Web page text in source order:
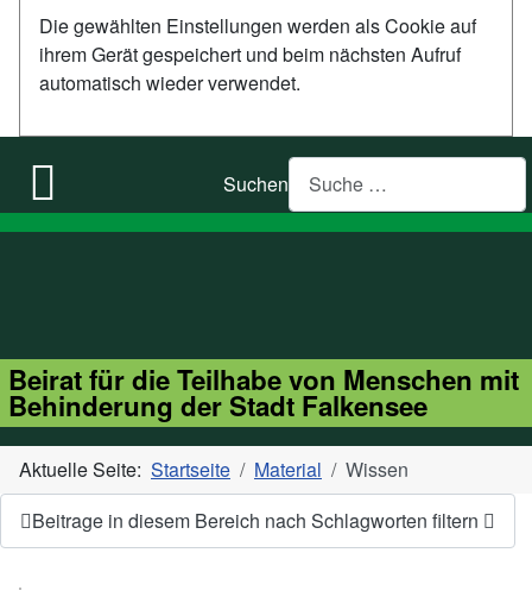
Die gewählten Einstellungen werden als Cookie auf
ihrem Gerät gespeichert und beim nächsten Aufruf
automatisch wieder verwendet.
Suchen
Beirat für die Teilhabe von Menschen mit
Behinderung der Stadt Falkensee
Aktuelle Seite: Startseite Material
Wissen
Beitrage in diesem Bereich nach Schlagworten filtern